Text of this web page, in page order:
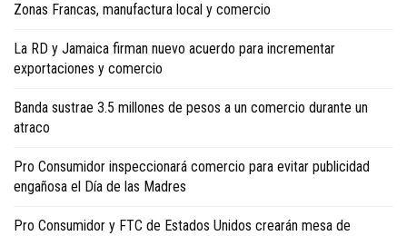
Zonas Francas, manufactura local y comercio
La RD y Jamaica firman nuevo acuerdo para incrementar
exportaciones y comercio
Banda sustrae 3.5 millones de pesos a un comercio durante un
atraco
Pro Consumidor inspeccionará comercio para evitar publicidad
engañosa el Día de las Madres
Pro Consumidor y FTC de Estados Unidos crearán mesa de